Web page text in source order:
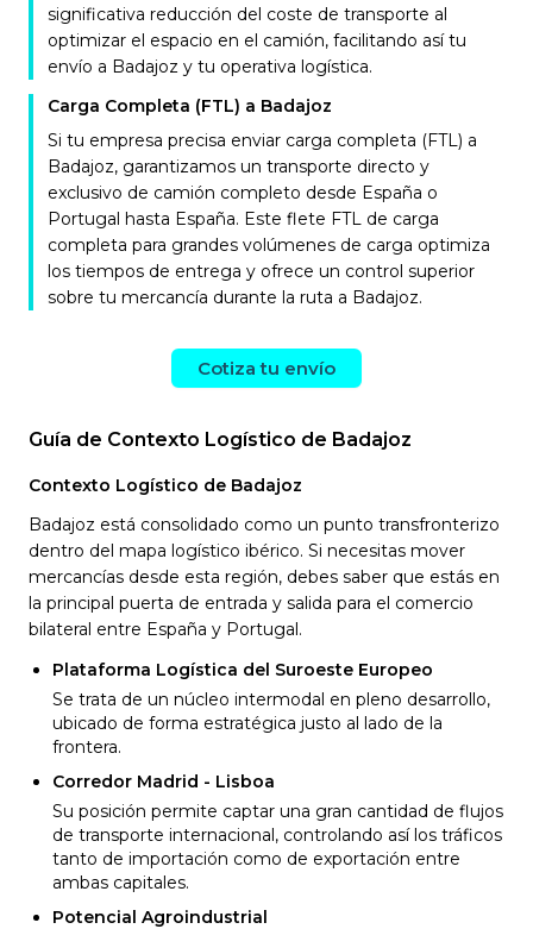
significativa reducción del coste de transporte al
optimizar el espacio en el camión, facilitando así tu
envío a Badajoz y tu operativa logística.
Carga Completa (FTL) a Badajoz
Si tu empresa precisa enviar carga completa (FTL) a
Badajoz, garantizamos un transporte directo y
exclusivo de camión completo desde España o
Portugal hasta España. Este flete FTL de carga
completa para grandes volúmenes de carga optimiza
los tiempos de entrega y ofrece un control superior
sobre tu mercancía durante la ruta a Badajoz.
Cotiza tu envío
Guía de Contexto Logístico de Badajoz
Contexto Logístico de Badajoz
Badajoz está consolidado como un punto transfronterizo
dentro del mapa logístico ibérico. Si necesitas mover
mercancías desde esta región, debes saber que estás en
la principal puerta de entrada y salida para el comercio
bilateral entre España y Portugal.
Plataforma Logística del Suroeste Europeo
Se trata de un núcleo intermodal en pleno desarrollo,
ubicado de forma estratégica justo al lado de la
frontera.
Corredor Madrid - Lisboa
Su posición permite captar una gran cantidad de flujos
de transporte internacional, controlando así los tráficos
tanto de importación como de exportación entre
ambas capitales.
Potencial Agroindustrial